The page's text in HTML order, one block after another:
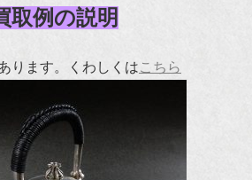
取例の説明
ります。くわしくはこちら